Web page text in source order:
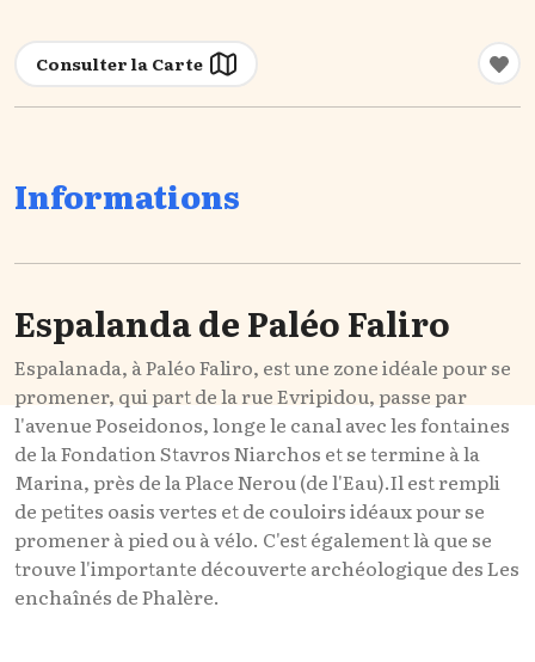
Consulter la Carte
Informations
Espalanda de Paléo Faliro
Espalanada, à Paléo Faliro, est une zone idéale pour se
promener, qui part de la rue Evripidou, passe par
l'avenue Poseidonos, longe le canal avec les fontaines
de la Fondation Stavros Niarchos et se termine à la
Marina, près de la Place Nerou (de l'Eau).Il est rempli
de petites oasis vertes et de couloirs idéaux pour se
promener à pied ou à vélo. C'est également là que se
trouve l'importante découverte archéologique des Les
enchaînés de Phalère.